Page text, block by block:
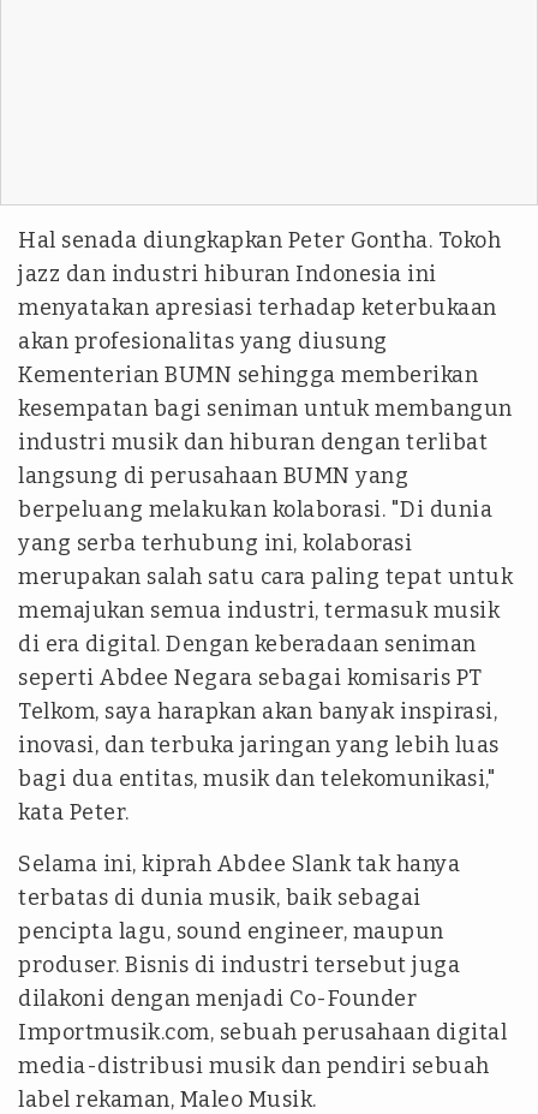
Hal senada diungkapkan Peter Gontha. Tokoh
jazz dan industri hiburan Indonesia ini
menyatakan apresiasi terhadap keterbukaan
akan profesionalitas yang diusung
Kementerian BUMN sehingga memberikan
kesempatan bagi seniman untuk membangun
industri musik dan hiburan dengan terlibat
langsung di perusahaan BUMN yang
berpeluang melakukan kolaborasi. "Di dunia
yang serba terhubung ini, kolaborasi
merupakan salah satu cara paling tepat untuk
memajukan semua industri, termasuk musik
di era digital. Dengan keberadaan seniman
seperti Abdee Negara sebagai komisaris PT
Telkom, saya harapkan akan banyak inspirasi,
inovasi, dan terbuka jaringan yang lebih luas
bagi dua entitas, musik dan telekomunikasi,"
kata Peter.
Selama ini, kiprah Abdee Slank tak hanya
terbatas di dunia musik, baik sebagai
pencipta lagu, sound engineer, maupun
produser. Bisnis di industri tersebut juga
dilakoni dengan menjadi Co-Founder
Importmusik.com, sebuah perusahaan digital
media-distribusi musik dan pendiri sebuah
label rekaman, Maleo Musik.